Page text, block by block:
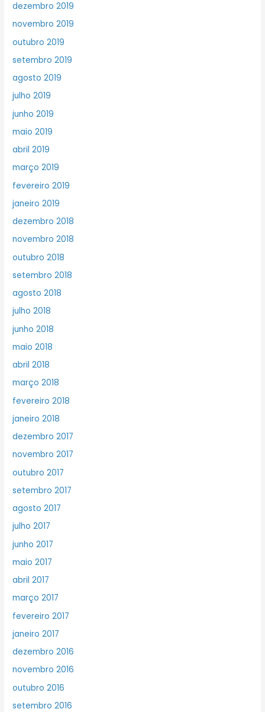
dezembro 2019
novembro 2019
outubro 2019
setembro 2019
agosto 2019
julho 2019
junho 2019
maio 2019
abril 2019
março 2019
fevereiro 2019
janeiro 2019
dezembro 2018
novembro 2018
outubro 2018
setembro 2018
agosto 2018
julho 2018
junho 2018
maio 2018
abril 2018
março 2018
fevereiro 2018
janeiro 2018
dezembro 2017
novembro 2017
outubro 2017
setembro 2017
agosto 2017
julho 2017
junho 2017
maio 2017
abril 2017
março 2017
fevereiro 2017
janeiro 2017
dezembro 2016
novembro 2016
outubro 2016
setembro 2016